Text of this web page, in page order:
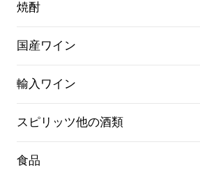
焼酎
国産ワイン
輸入ワイン
スピリッツ他の酒類
食品